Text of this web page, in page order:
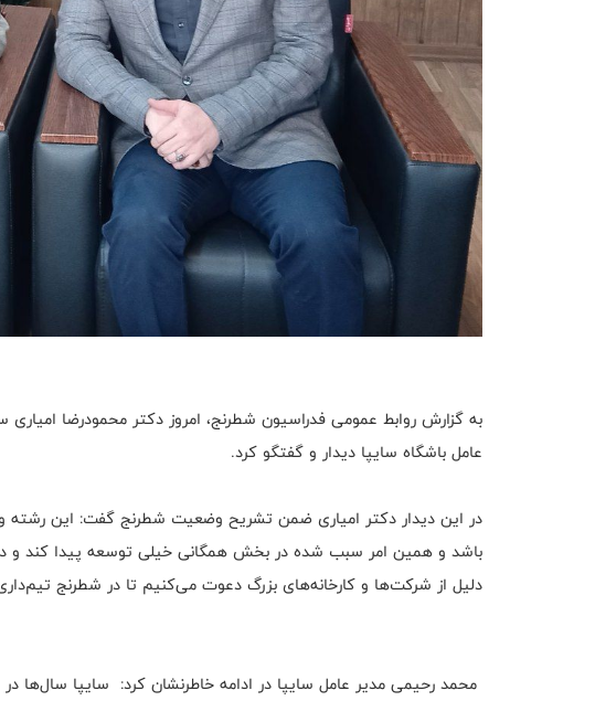
به گزارش روابط عمومی فدراسیون شطرنج، امروز دکتر محمودرضا
عامل باشگاه سایپا دیدار و گفتگو کرد.
در این دیدار دکتر امیاری ضمن تشریح وضعیت شطرنج گفت: این
باشد و همین امر سبب شده در بخش همگانی خیلی توسعه پیدا کند و
دلیل از شرکت‌ها و کارخانه‌های بزرگ دعوت می‌کنیم تا در شطرنج
محمد رحیمی مدیر عامل سایپا در ادامه خاطرنشان کرد: سایپا سال‌ها